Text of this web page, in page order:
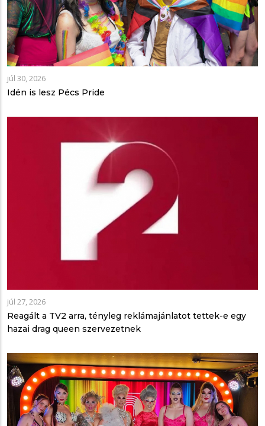
júl 30, 2026
Idén is lesz Pécs Pride
júl 27, 2026
Reagált a TV2 arra, tényleg reklámajánlatot tettek-e egy
hazai drag queen szervezetnek